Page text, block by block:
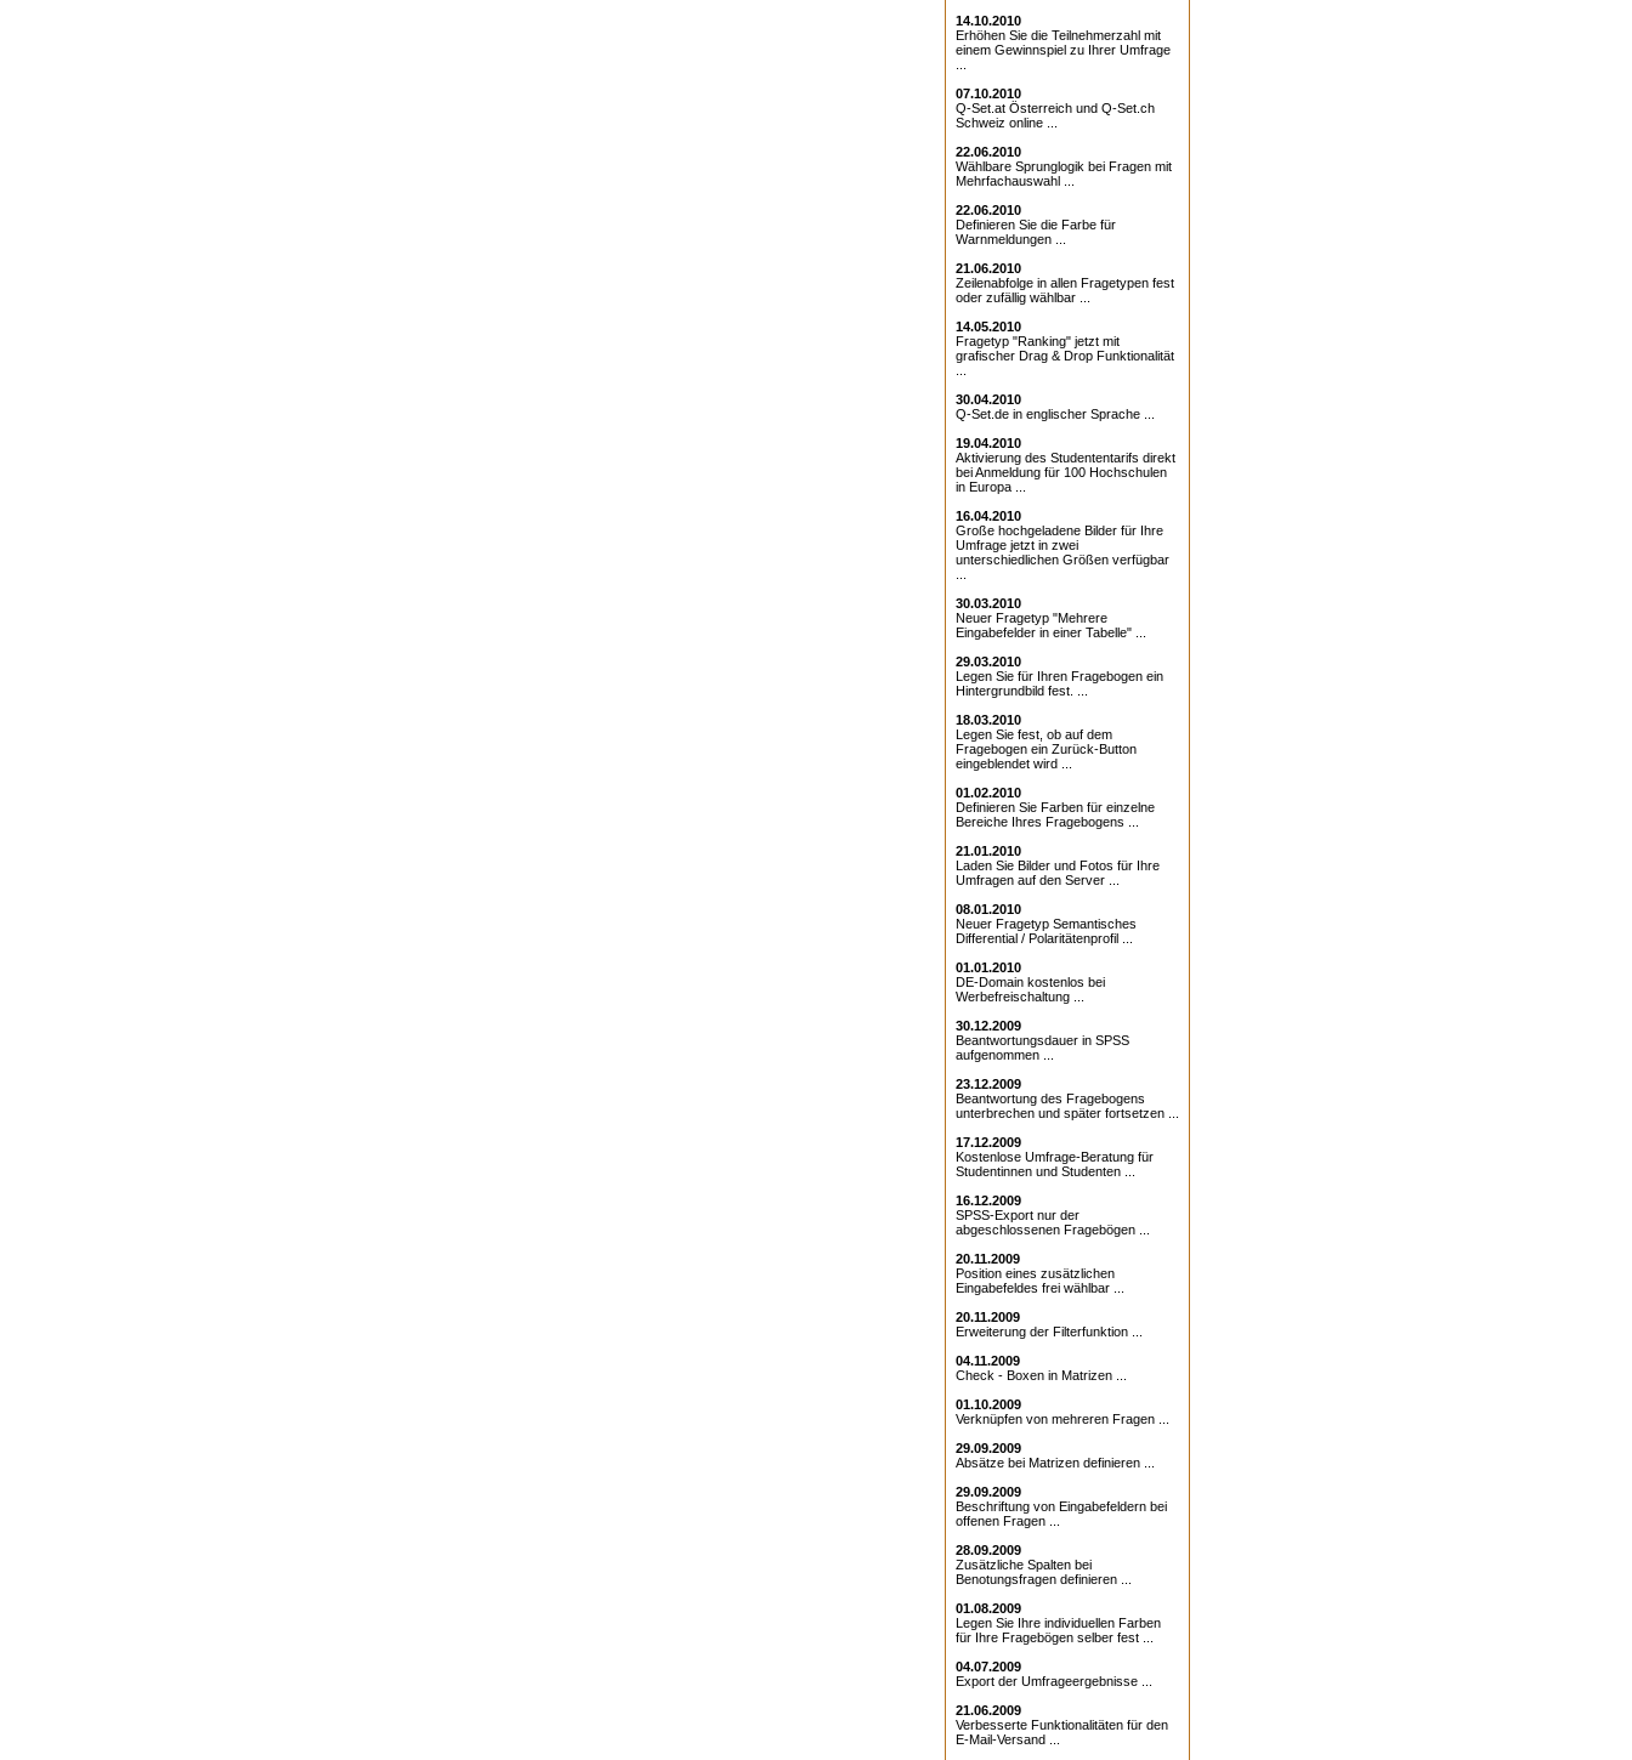
14.10.2010
Erhöhen Sie die Teilnehmerzahl mit
einem Gewinnspiel zu Ihrer Umfrage
07.10.2010
Q-Set.at Österreich und Q-Set.ch
Schweiz online ...
22.06.2010
Wählbare Sprunglogik bei Fragen mit
Mehrfachauswahl ...
22.06.2010
Definieren Sie die Farbe für
Warnmeldungen ...
21.06.2010
Zeilenabfolge in allen Fragetypen fest
oder zufällig wählbar ...
14.05.2010
Fragetyp "Ranking" jetzt mit
grafischer Drag & Drop Funktionalität
30.04.2010
Q-Set.de in englischer Sprache ...
19.04.2010
Aktivierung des Studententarifs direkt
bei Anmeldung für 100 Hochschulen
in Europa ...
16.04.2010
Große hochgeladene Bilder für Ihre
Umfrage jetzt in zwei
unterschiedlichen Größen verfügbar
30.03.2010
Neuer Fragetyp "Mehrere
Eingabefelder in einer Tabelle" ...
29.03.2010
Legen Sie für Ihren Fragebogen ein
Hintergrundbild fest. ...
18.03.2010
Legen Sie fest, ob auf dem
Fragebogen ein Zurück-Button
eingeblendet wird ...
01.02.2010
Definieren Sie Farben für einzelne
Bereiche Ihres Fragebogens ...
21.01.2010
Laden Sie Bilder und Fotos für Ihre
Umfragen auf den Server ...
08.01.2010
Neuer Fragetyp Semantisches
Differential / Polaritätenprofil ...
01.01.2010
DE-Domain kostenlos bei
Werbefreischaltung ...
30.12.2009
Beantwortungsdauer in SPSS
aufgenommen ...
23.12.2009
Beantwortung des Fragebogens
unterbrechen und später fortsetzen ...
17.12.2009
Kostenlose Umfrage-Beratung für
Studentinnen und Studenten ...
16.12.2009
SPSS-Export nur der
abgeschlossenen Fragebögen ...
20.11.2009
Position eines zusätzlichen
Eingabefeldes frei wählbar ...
20.11.2009
Erweiterung der Filterfunktion ...
04.11.2009
Check - Boxen in Matrizen ...
01.10.2009
Verknüpfen von mehreren Fragen ...
29.09.2009
Absätze bei Matrizen definieren ...
29.09.2009
Beschriftung von Eingabefeldern bei
offenen Fragen ...
28.09.2009
Zusätzliche Spalten bei
Benotungsfragen definieren ...
01.08.2009
Legen Sie Ihre individuellen Farben
für Ihre Fragebögen selber fest ...
04.07.2009
Export der Umfrageergebnisse ...
21.06.2009
Verbesserte Funktionalitäten für den
E-Mail-Versand ...